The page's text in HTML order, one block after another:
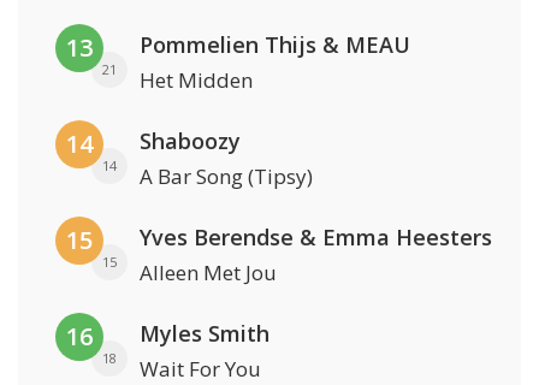
13
21
Pommelien Thijs & MEAU
Het Midden
14
14
Shaboozy
A Bar Song (Tipsy)
15
15
Yves Berendse & Emma Heesters
Alleen Met Jou
16
18
Myles Smith
Wait For You